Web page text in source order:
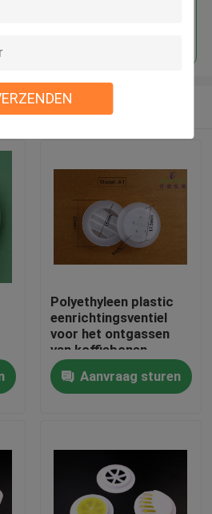
Polyethyleen plastic
eenrichtingsventiel
voor het ontgassen
van koffiebonen
Aanvraag sturen